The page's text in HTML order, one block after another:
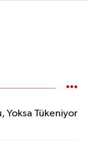
Yoksa Tükeniyor